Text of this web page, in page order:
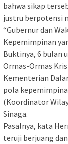
bahwa sikap
justru berpotensi
“Gubernur dan
Kepemimpinan
Buktinya, 6 bulan
Ormas-Ormas
Kementerian
pola
(Koordinator
Sinaga.
Pasalnya, kata
teruji berjuang